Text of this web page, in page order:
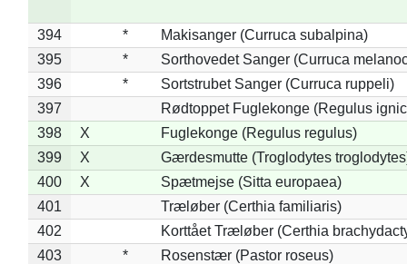
394 *
Makisanger (Curruca subalpina)
395
*
Sorthovedet Sanger (Curruca
396
*
Sortstrubet Sanger (Curruca ruppeli)
397
Rødtoppet Fuglekonge (Regulus
398
X
Fuglekonge (Regulus regulus)
399
X
Gærdesmutte (Troglodytes
400
X
Spætmejse (Sitta europaea)
401
Træløber (Certhia familiaris)
402
Korttået Træløber (Certhia
403
*
Rosenstær (Pastor roseus)